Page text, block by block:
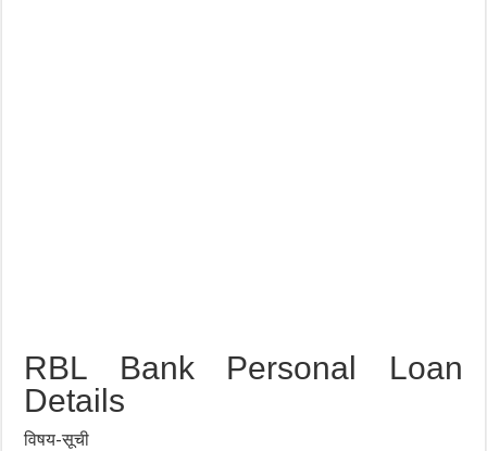
RBL Bank Personal Loan
Details
विषय-सूची